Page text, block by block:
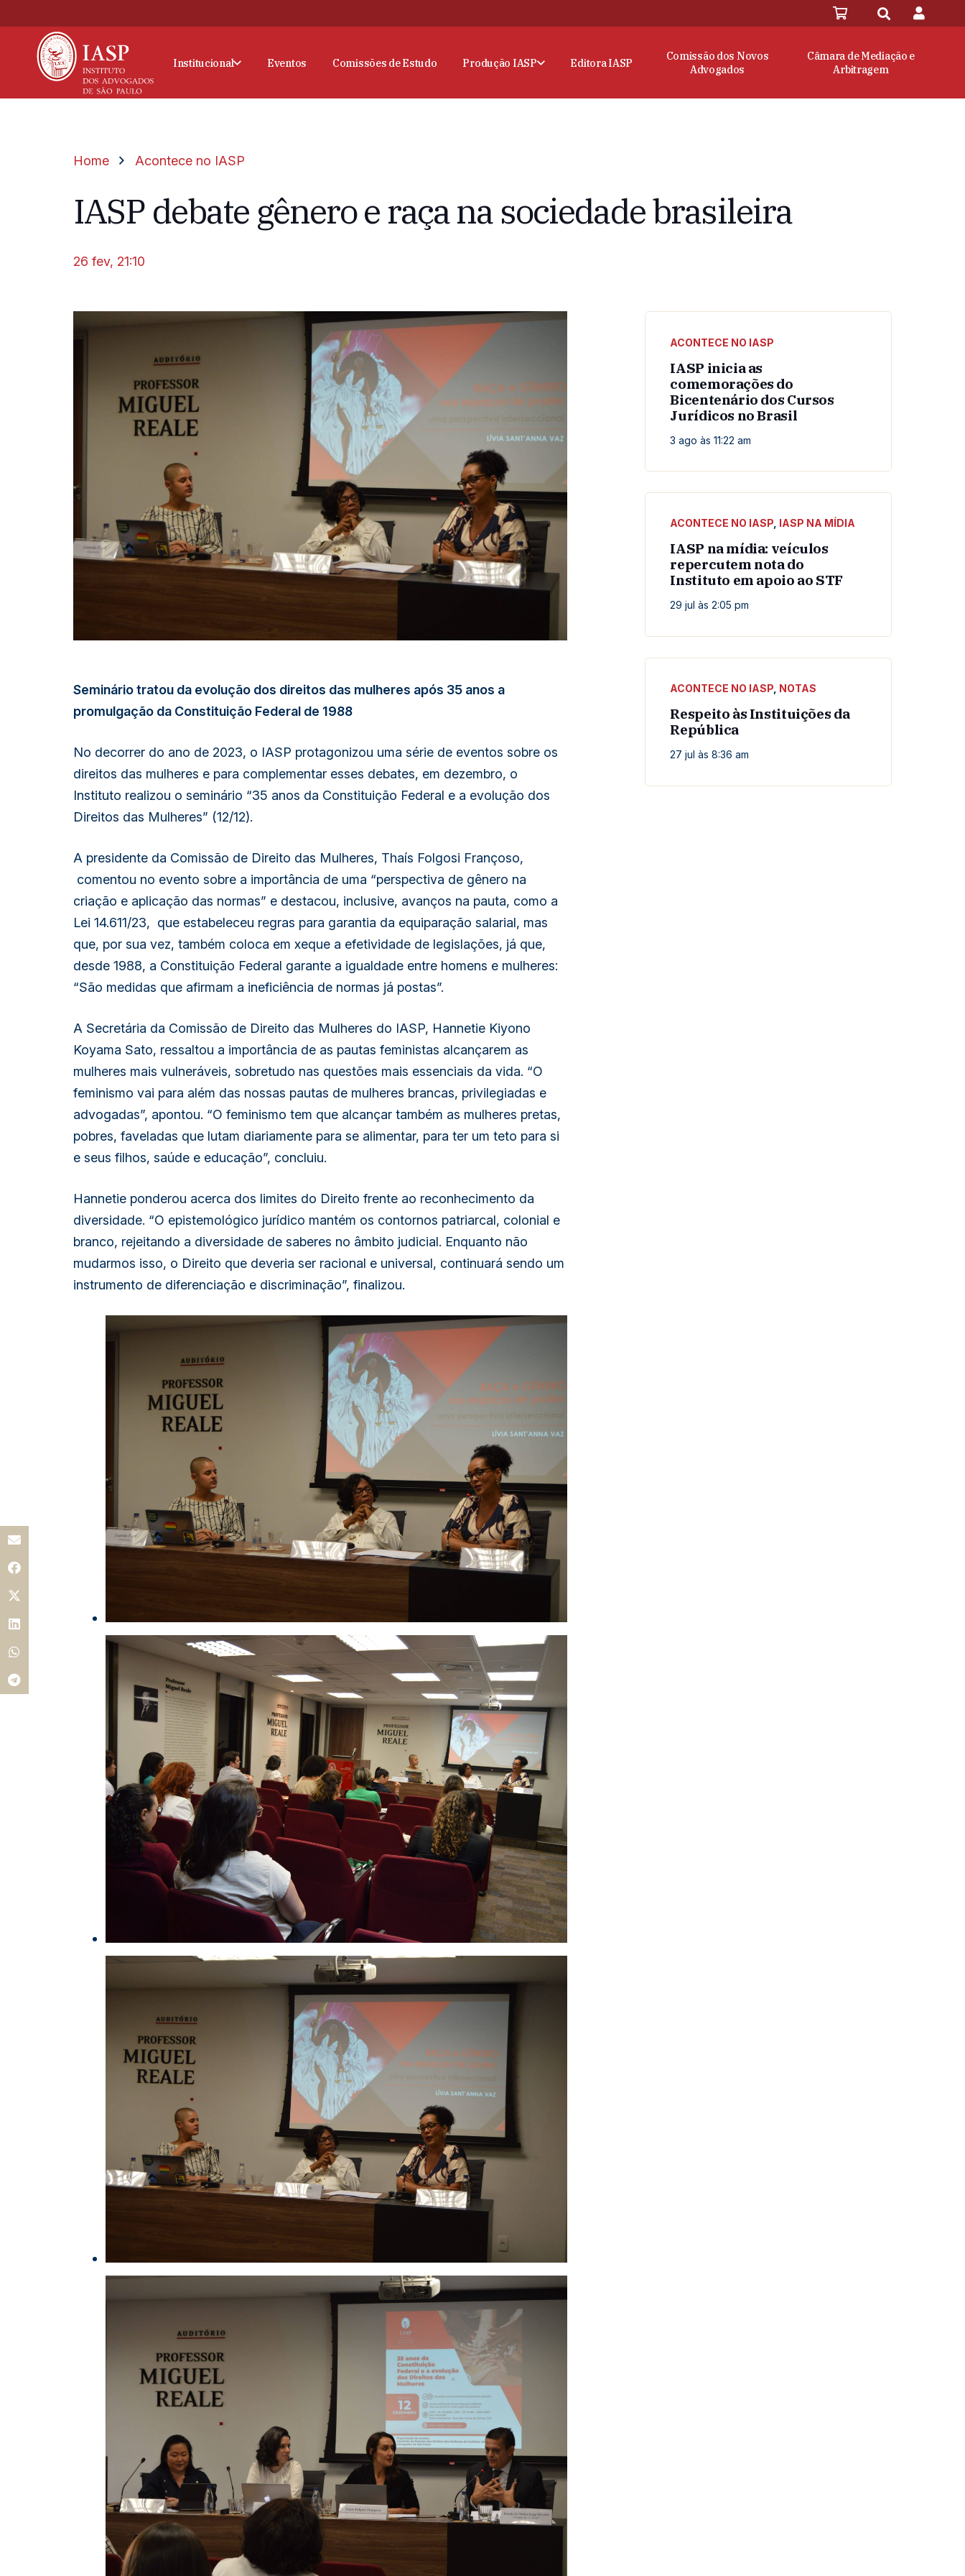
Institucional Eventos Comissões de Estudo Produção IASP Editora IASP
Comissão dos Novos
Advogados
Câmara de Mediação e
Arbitragem
Home Acontece no IASP
IASP debate gênero e raça na sociedade brasileira
26 fev, 21:10
Seminário tratou da evolução dos direitos das mulheres após 35 anos a
promulgação da Constituição Federal de 1988
No decorrer do ano de 2023, o IASP protagonizou uma série de eventos sobre os
direitos das mulheres e para complementar esses debates, em dezembro, o
Instituto realizou o seminário “35 anos da Constituição Federal e a evolução dos
Direitos das Mulheres” (12/12).
A presidente da Comissão de Direito das Mulheres, Thaís Folgosi Françoso,
comentou no evento sobre a importância de uma “perspectiva de gênero na
criação e aplicação das normas” e destacou, inclusive, avanços na pauta, como a
Lei 14.611/23, que estabeleceu regras para garantia da equiparação salarial, mas
que, por sua vez, também coloca em xeque a efetividade de legislações, já que,
desde 1988, a Constituição Federal garante a igualdade entre homens e mulheres:
“São medidas que afirmam a ineficiência de normas já postas”.
A Secretária da Comissão de Direito das Mulheres do IASP, Hannetie Kiyono
Koyama Sato, ressaltou a importância de as pautas feministas alcançarem as
mulheres mais vulneráveis, sobretudo nas questões mais essenciais da vida. “O
feminismo vai para além das nossas pautas de mulheres brancas, privilegiadas e
advogadas”, apontou. “O feminismo tem que alcançar também as mulheres pretas,
pobres, faveladas que lutam diariamente para se alimentar, para ter um teto para si
e seus filhos, saúde e educação”, concluiu.
Hannetie ponderou acerca dos limites do Direito frente ao reconhecimento da
diversidade. “O epistemológico jurídico mantém os contornos patriarcal, colonial e
branco, rejeitando a diversidade de saberes no âmbito judicial. Enquanto não
mudarmos isso, o Direito que deveria ser racional e universal, continuará sendo um
instrumento de diferenciação e discriminação”, finalizou.
ACONTECE NO IASP
IASP inicia as
comemorações do
Bicentenário dos Cursos
Jurídicos no Brasil
3 ago às 11:22 am
ACONTECE NO IASP IASP NA MÍDIA
IASP na mídia: veículos
repercutem nota do
Instituto em apoio ao STF
29 jul às 2:05 pm
ACONTECE NO IASP NOTAS
Respeito às Instituições da
República
27 jul às 8:36 am